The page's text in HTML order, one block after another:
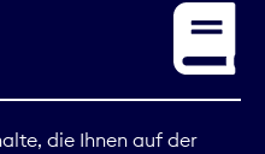
die Ihnen auf der